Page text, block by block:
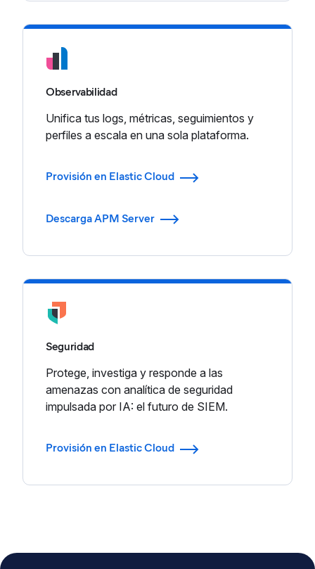
Observabilidad
Unifica tus logs, métricas, seguimientos y
perfiles a escala en una sola plataforma.
Provisión en Elastic Cloud
Descarga APM Server
Seguridad
Protege, investiga y responde a las
amenazas con analítica de seguridad
impulsada por IA: el futuro de SIEM.
Provisión en Elastic Cloud